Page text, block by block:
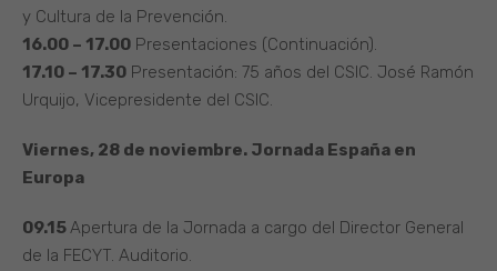
y Cultura de la Prevención.
16.00 – 17.00 Presentaciones (Continuación).
17.10 – 17.30 Presentación: 75 años del CSIC. José Ramón
Urquijo, Vicepresidente del CSIC.
Viernes, 28 de noviembre. Jornada España en
Europa
09.15Apertura de la Jornada a cargo del Director General
de la FECYT. Auditorio.